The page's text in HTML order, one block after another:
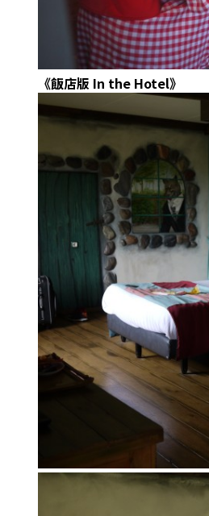
《飯店版 In the Hotel》